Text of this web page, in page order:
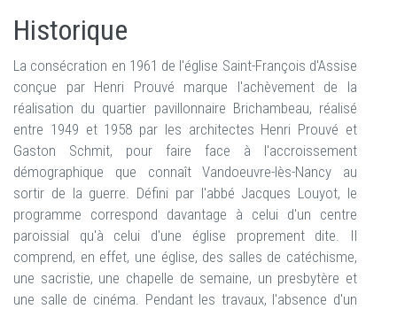
Historique
La consécration en 1961 de l'église Saint-François d'Assise
conçue par Henri Prouvé marque l'achèvement de la
réalisation du quartier pavillonnaire Brichambeau, réalisé
entre 1949 et 1958 par les architectes Henri Prouvé et
Gaston Schmit, pour faire face à l'accroissement
démographique que connaît Vandoeuvre-lès-Nancy au
sortir de la guerre. Défini par l'abbé Jacques Louyot, le
programme correspond davantage à celui d'un centre
paroissial qu'à celui d'une église proprement dite. Il
comprend, en effet, une église, des salles de catéchisme,
une sacristie, une chapelle de semaine, un presbytère et
une salle de cinéma. Pendant les travaux, l'absence d'un